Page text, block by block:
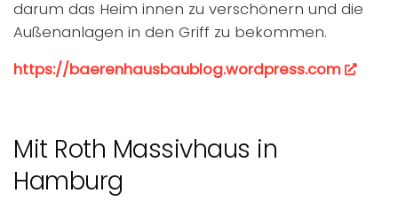
darum das Heim innen zu verschönern und die
Außenanlagen in den Griff zu bekommen.
https://baerenhausbaublog.wordpress.com
Mit Roth Massivhaus in
Hamburg